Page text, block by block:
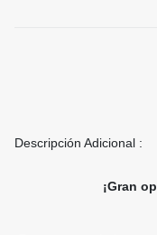
Descripción Adicional :
¡Gran